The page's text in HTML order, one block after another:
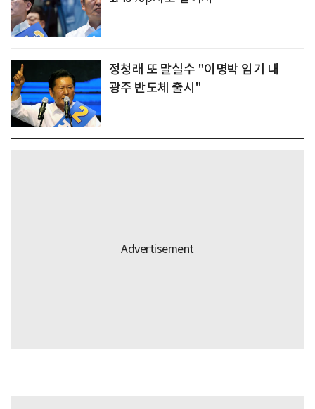
정청래 또 말실수 "이명박 임기 내
광주 반도체 출시"